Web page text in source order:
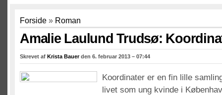
Forside » Roman
Amalie Laulund Trudsø:
Skrevet af Krista Bauerden 6. februar 2013 – 07:44
Koordinater er en fin lille
livet som ung kvinde i